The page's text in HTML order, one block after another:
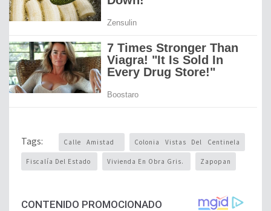
Tags: Calle Amistad Colonia Vistas Del Centinela
Fiscalía Del Estado Vivienda En Obra Gris. Zapopan
CONTENIDO PROMOCIONADO